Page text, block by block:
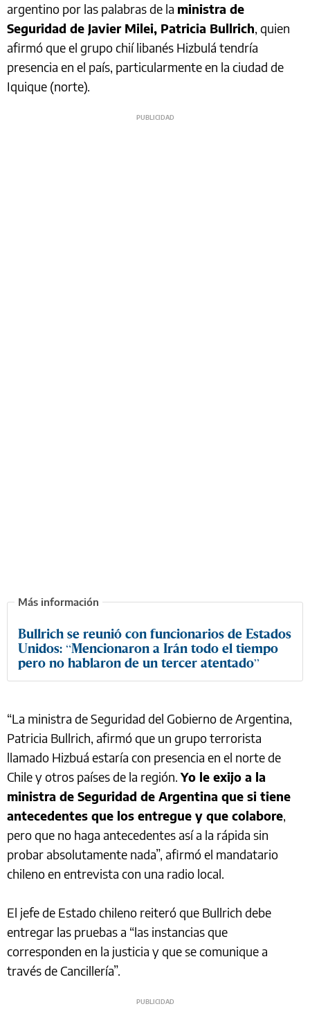
argentino por las palabras de la ministra de
Seguridad de Javier Milei, Patricia Bullrich, quien
afirmó que el grupo chií libanés Hizbulá tendría
presencia en el país, particularmente en la ciudad de
Iquique (norte).
Bullrich se reunió con funcionarios de Estados
Unidos: “Mencionaron a Irán todo el tiempo
pero no hablaron de un tercer atentado”
“La ministra de Seguridad del Gobierno de Argentina,
Patricia Bullrich, afirmó que un grupo terrorista
llamado Hizbuá estaría con presencia en el norte de
Chile y otros países de la región.Yo le exijo a la
ministra de Seguridad de Argentina que si tiene
antecedentes que los entregue y que colabore,
pero que no haga antecedentes así a la rápida sin
probar absolutamente nada”, afirmó el mandatario
chileno en entrevista con una radio local.
El jefe de Estado chileno reiteró que Bullrich debe
entregar las pruebas a “las instancias que
corresponden en la justicia y que se comunique a
través de Cancillería”.